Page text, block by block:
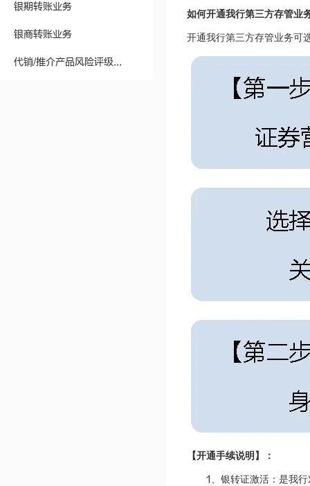
银期转账业务
银商转账业务
代销/推介产品风险评级...
如何开通我行第三方存管业
开通我行第三方存管业务可
【开通手续说明】：
1 、银转证激活：是我